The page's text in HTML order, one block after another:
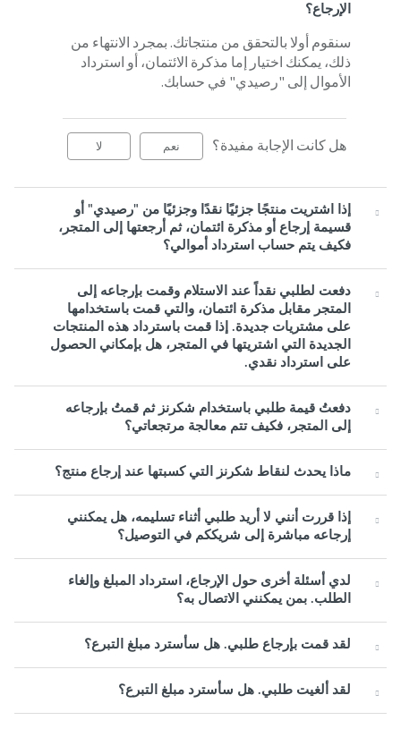
الإرجاع؟
سنقوم أولا بالتحقق من منتجاتك. بمجرد الانتهاء من
ذلك، يمكنك اختيار إما مذكرة الائتمان، أو استرداد
الأموال إلى "رصيدي" في حسابك.
هل كانت الإجابة مفيدة؟ نعم لا
إذا اشتريت منتجًا جزئيًا نقدًا وجزئيًا من "رصيدي" أو
قسيمة إرجاع أو مذكرة ائتمان، ثم أرجعتها إلى المتجر،
فكيف يتم حساب استرداد أموالي؟
دفعت لطلبي نقداً عند الاستلام وقمت بإرجاعه إلى
المتجر مقابل مذكرة ائتمان، والتي قمت باستخدامها
على مشتريات جديدة. إذا قمت باسترداد هذه المنتجات
الجديدة التي اشتريتها في المتجر، هل بإمكاني الحصول
على استرداد نقدي.
دفعتُ قيمة طلبي باستخدام شكرنز ثم قمتُ بإرجاعه
إلى المتجر، فكيف تتم معالجة مرتجعاتي؟
ماذا يحدث لنقاط شكرنز التي كسبتها عند إرجاع منتج؟
إذا قررت أنني لا أريد طلبي أثناء تسليمه، هل يمكنني
إرجاعه مباشرة إلى شريككم في التوصيل؟
لدي أسئلة أخرى حول الإرجاع، استرداد المبلغ وإلغاء
الطلب. بمن يمكنني الاتصال به؟
لقد قمت بإرجاع طلبي. هل سأسترد مبلغ التبرع؟
لقد ألغيت طلبي. هل سأسترد مبلغ التبرع؟